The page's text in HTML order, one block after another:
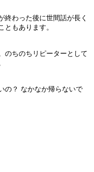
終わった後に世間話が長く
ともあります。
のちのちリピーターとして
の？ なかなか帰らないで